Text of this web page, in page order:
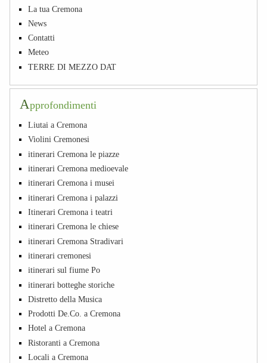
La tua Cremona
News
Contatti
Meteo
TERRE DI MEZZO DAT
Approfondimenti
Liutai a Cremona
Violini Cremonesi
itinerari Cremona le piazze
itinerari Cremona medioevale
itinerari Cremona i musei
itinerari Cremona i palazzi
Itinerari Cremona i teatri
itinerari Cremona le chiese
itinerari Cremona Stradivari
itinerari cremonesi
itinerari sul fiume Po
itinerari botteghe storiche
Distretto della Musica
Prodotti De.Co. a Cremona
Hotel a Cremona
Ristoranti a Cremona
Locali a Cremona